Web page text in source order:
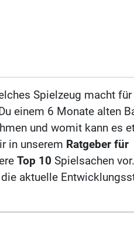
Spielzeug macht für
einem 6 Monate alten
und womit kann es
in unserem Ratgeber für
Top 10 Spielsachen
aktuelle